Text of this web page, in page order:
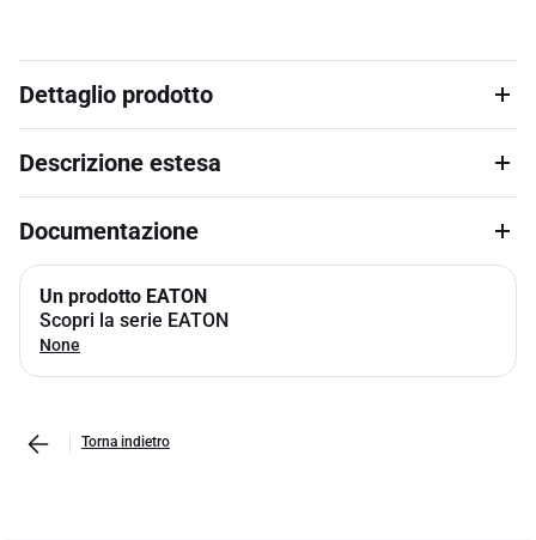
Dettaglio prodotto
Descrizione estesa
Documentazione
Un prodotto EATON
Scopri la serie EATON
None
Torna indietro